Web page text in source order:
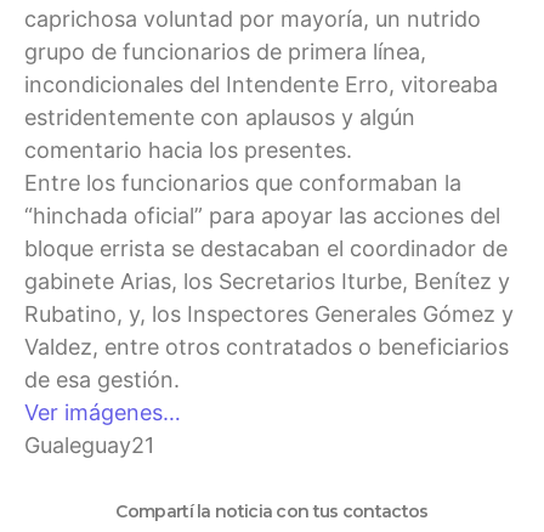
caprichosa voluntad por mayoría, un nutrido
grupo de funcionarios de primera línea,
incondicionales del Intendente Erro, vitoreaba
estridentemente con aplausos y algún
comentario hacia los presentes.
Entre los funcionarios que conformaban la
“hinchada oficial” para apoyar las acciones del
bloque errista se destacaban el coordinador de
gabinete Arias, los Secretarios Iturbe, Benítez y
Rubatino, y, los Inspectores Generales Gómez y
Valdez, entre otros contratados o beneficiarios
de esa gestión.
Ver imágenes…
Gualeguay21
Compartí la noticia con tus contactos